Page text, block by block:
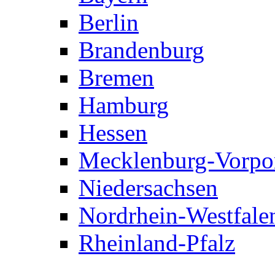
Berlin
Brandenburg
Bremen
Hamburg
Hessen
Mecklenburg-
Niedersachsen
Nordrhein-
Rheinland-Pfalz